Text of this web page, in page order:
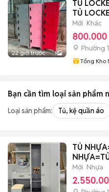
22 giờ trước 1
TỦ
TỦ
Mới Khác
800.000
Phường
Tổng Kho
Bạn cần tìm loại sản phẩm
Loại sản phẩm: Tủ, kệ quần áo
TỦ
Mới Nhựa